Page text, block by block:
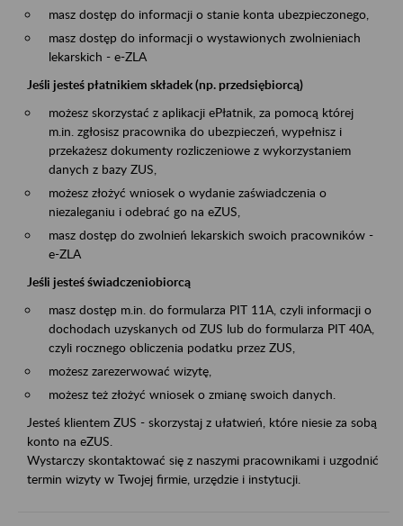
masz dostęp do informacji o stanie konta ubezpieczonego,
masz dostęp do informacji o wystawionych zwolnieniach
lekarskich - e-ZLA
Jeśli jesteś płatnikiem składek (np. przedsiębiorcą)
możesz skorzystać z aplikacji ePłatnik, za pomocą której
m.in. zgłosisz pracownika do ubezpieczeń, wypełnisz i
przekażesz dokumenty rozliczeniowe z wykorzystaniem
danych z bazy ZUS,
możesz złożyć wniosek o wydanie zaświadczenia o
niezaleganiu i odebrać go na eZUS,
masz dostęp do zwolnień lekarskich swoich pracowników -
e-ZLA
Jeśli jesteś świadczeniobiorcą
masz dostęp m.in. do formularza PIT 11A, czyli informacji o
dochodach uzyskanych od ZUS lub do formularza PIT 40A,
czyli rocznego obliczenia podatku przez ZUS,
możesz zarezerwować wizytę,
możesz też złożyć wniosek o zmianę swoich danych.
Jesteś klientem ZUS - skorzystaj z ułatwień, które niesie za sobą
konto na eZUS.
Wystarczy skontaktować się z naszymi pracownikami i uzgodnić
termin wizyty w Twojej firmie, urzędzie i instytucji.